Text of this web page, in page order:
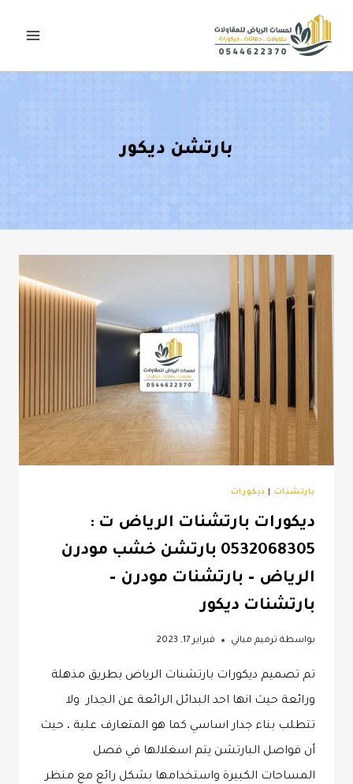
بارتشن ديكور
بارتشنات ديكورات
ديكورات بارتشنات الرياض ت :
0532068305 بارتشن خشب مودرن
الرياض – بارتشنات مودرن –
بارتشنات ديكور
بواسطة ترميم مباني فبراير 17, 2023
تم تصميم ديكورات بارتشنات الرياض بطريق مذهلة
ورائعة حيث انها احد البدائل الرائعة عن الجدار ولا
تتطلب بناء جدار اساسي كما هو المتعارف علية ، حيث
أن فواصل البارتشن يتم اسغلالها في فصل
المساحات الكبيرة واستخدامها بشكل رائع مع منظر